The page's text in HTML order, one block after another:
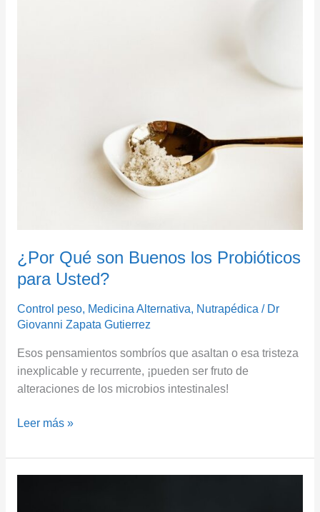
¿Por Qué son Buenos los Probióticos
para Usted?
Control peso, Medicina Alternativa, Nutrapédica / Dr
Giovanni Zapata Gutierrez
Esos pensamientos sombríos que asaltan o esa tristeza
inexplicable y recurrente, ¡pueden ser fruto de
alteraciones de los microbios intestinales!
Leer más »